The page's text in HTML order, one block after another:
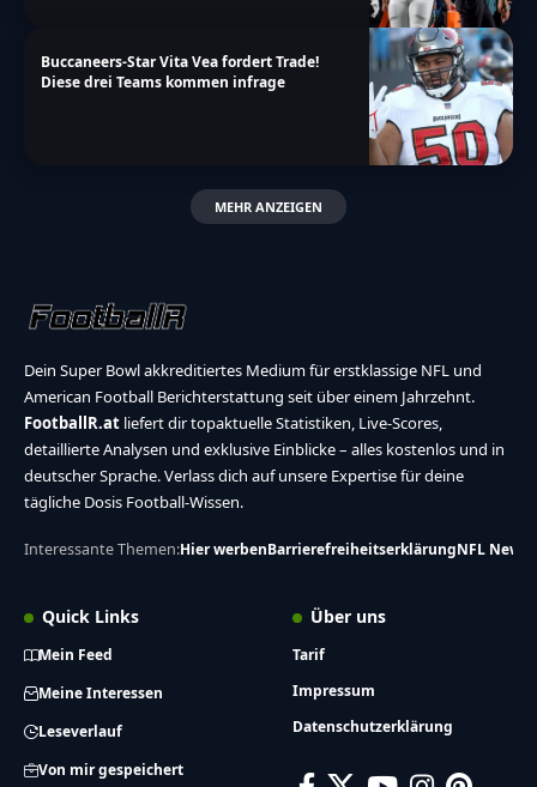
Buccaneers-Star Vita Vea fordert Trade!
Diese drei Teams kommen infrage
MEHR ANZEIGEN
Dein Super Bowl akkreditiertes Medium für erstklassige NFL und
American Football Berichterstattung seit über einem Jahrzehnt.
FootballR.at liefert dir topaktuelle Statistiken, Live-Scores,
detaillierte Analysen und exklusive Einblicke – alles kostenlos und in
deutscher Sprache. Verlass dich auf unsere Expertise für deine
tägliche Dosis Football-Wissen.
Interessante Themen:Hier werbenBarrierefreiheitserklärungNFL News
Quick Links
Mein Feed
Meine Interessen
Leseverlauf
Von mir gespeichert
Über uns
Tarif
Impressum
Datenschutzerklärung